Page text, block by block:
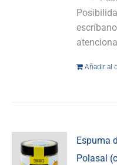
Añadir al
Espuma
Polasal